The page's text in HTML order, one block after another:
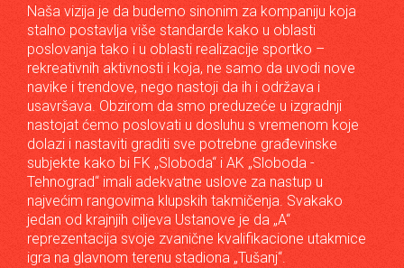
Naša vizija je da budemo sinonim za kompaniju koja
stalno postavlja više standarde kako u oblasti
poslovanja tako i u oblasti realizacije sportko –
rekreativnih aktivnosti i koja, ne samo da uvodi nove
navike i trendove, nego nastoji da ih i održava i
usavršava. Obzirom da smo preduzeće u izgradnji
nastojat ćemo poslovati u dosluhu s vremenom koje
dolazi i nastaviti graditi sve potrebne građevinske
subjekte kako bi FK „Sloboda“ i AK „Sloboda -
Tehnograd“ imali adekvatne uslove za nastup u
najvećim rangovima klupskih takmičenja. Svakako
jedan od krajnjih ciljeva Ustanove je da „A“
reprezentacija svoje zvanične kvalifikacione utakmice
igra na glavnom terenu stadiona „Tušanj“.